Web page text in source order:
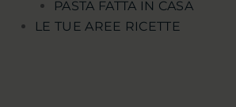
PASTA FATTA IN CASA
LE TUE AREE RICETTE